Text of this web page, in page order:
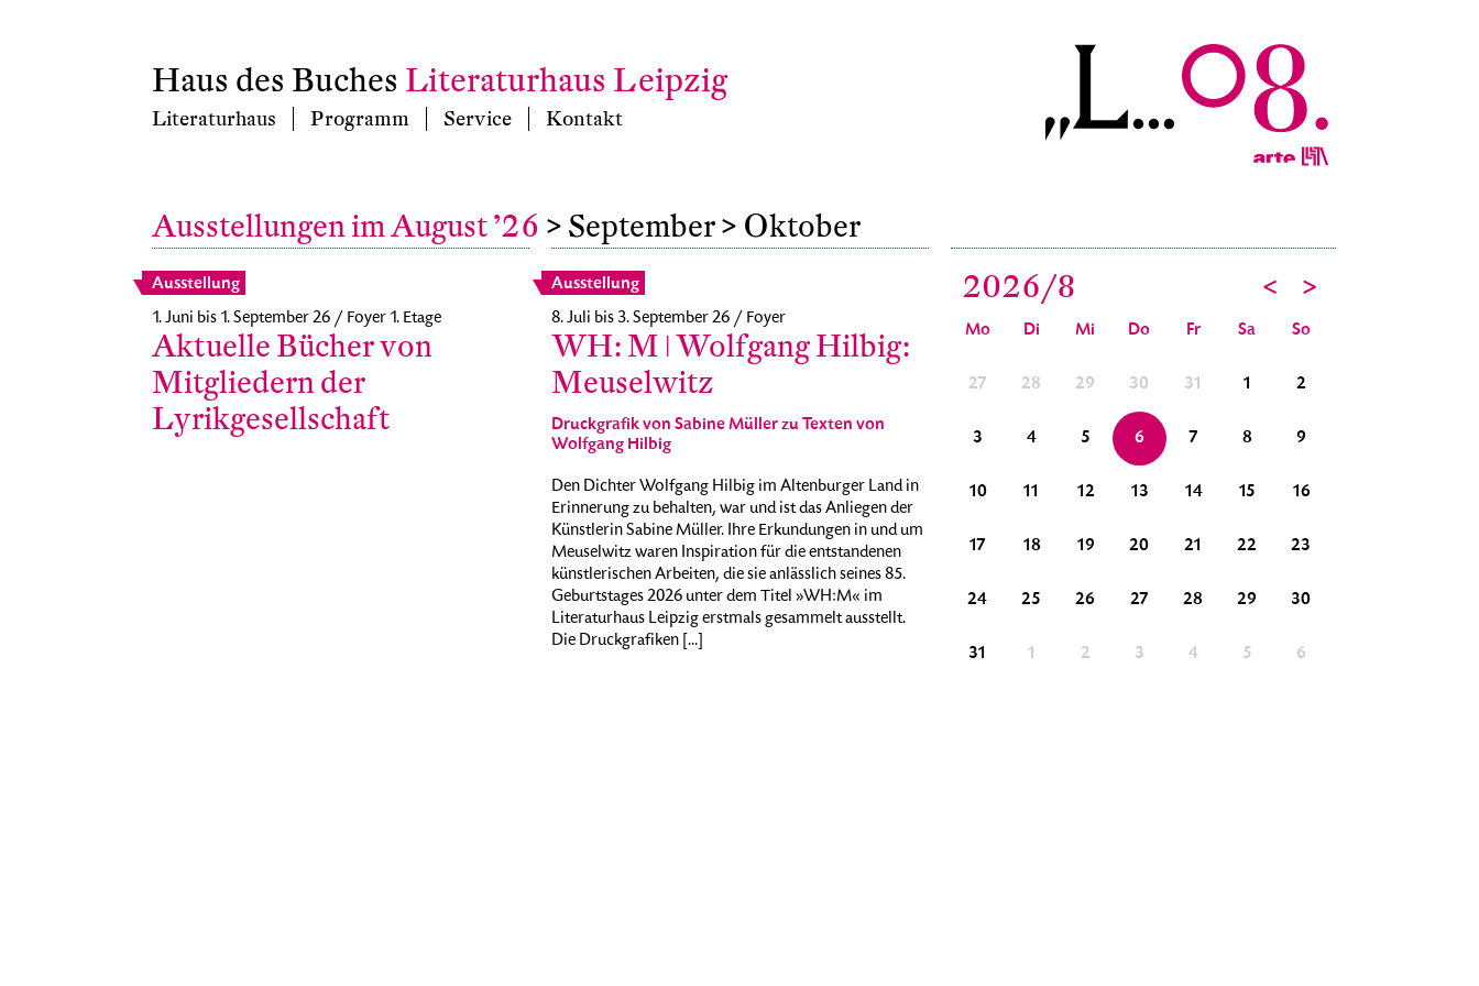
Haus des Buches Literaturhaus Leipzig
Literaturhaus Programm Service Kontakt
Ausstellungen im August ’26 > September> Oktober
Ausstellung
1. Juni bis 1. September 26 / Foyer 1. Etage
Aktuelle Bücher von
Mitgliedern der
Lyrikgesellschaft
2026/8 < >
Mo Di Mi Do Fr Sa So
29 30 1
6 7
13 14 15 16 17 18 19
20 21 22 23 24 25
27 28 29 30 31 1
5
27 28 29 30 31 1 2
3 4 5 6 7 8 9
10 11 12 13 14 15 16
17 18 19 20 21 22 23
24 25 26 27 28 29 30
31 1 2 3 4 5 6
Ausstellung
8. Juli bis 3. September 26 / Foyer
WH: M ǀ Wolfgang Hilbig:
Meuselwitz
Druckgrafik von Sabine Müller zu Texten von
Wolfgang Hilbig
Den Dichter Wolfgang Hilbig im Altenburger Land in
Erinnerung zu behalten, war und ist das Anliegen der
Künstlerin Sabine Müller. Ihre Erkundungen in und um
Meuselwitz waren Inspiration für die entstandenen
künstlerischen Arbeiten, die sie anlässlich seines 85.
Geburtstages 2026 unter dem Titel »WH:M« im
Literaturhaus Leipzig erstmals gesammelt ausstellt.
Die Druckgrafiken [...]